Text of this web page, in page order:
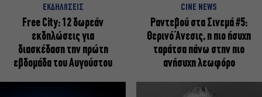
ΕΚΔΗΛΩΣΕΙΣ
Free City: 12 δωρεάν
εκδηλώσεις για
διασκέδαση την πρώτη
εβδομάδα του Αυγούστου
CINE NEWS
Ραντεβού στα Σινεμά #5:
Θερινό Άνεσις, η πιο ήσυχη
ταράτσα πάνω στην πιο
ανήσυχη λεωφόρο